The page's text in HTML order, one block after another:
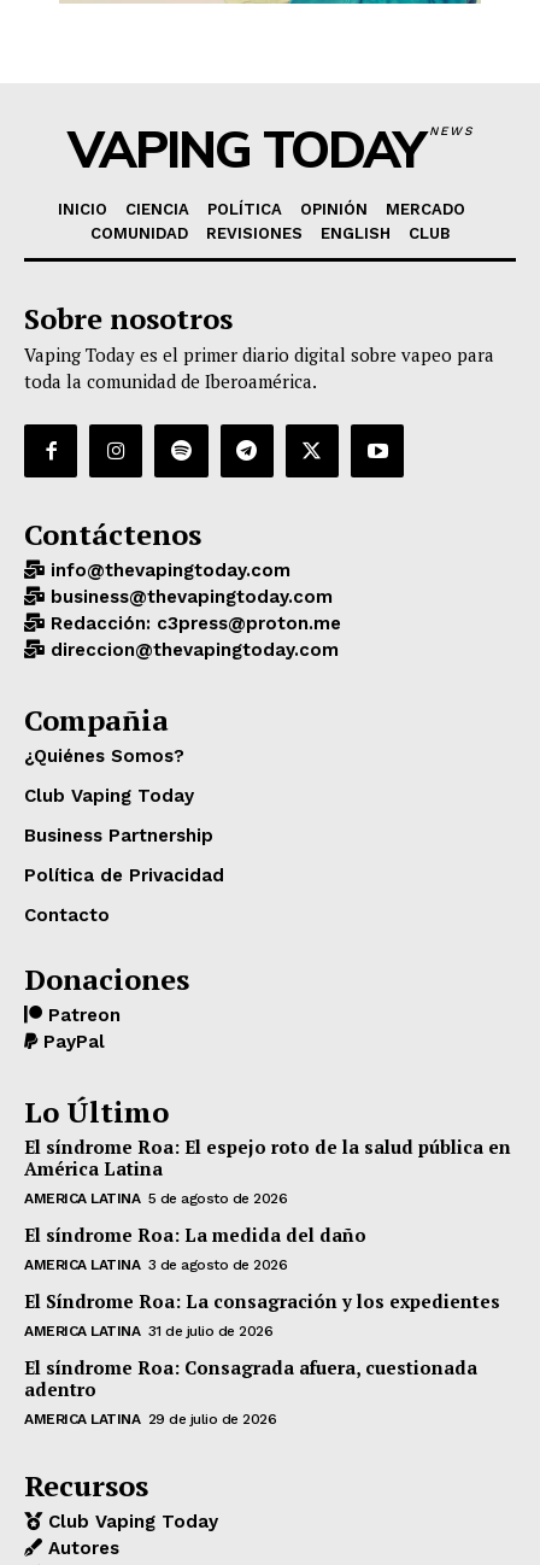
VAPING TODAYNEWS
INICIO CIENCIA POLÍTICA OPINIÓN
MERCADO
COMUNIDAD
REVISIONES ENGLISH CLUB
Sobre nosotros
Vaping Today es el primer diario digital sobre vapeo para
toda la comunidad de Iberoamérica.
Contáctenos
info@thevapingtoday.com
business@thevapingtoday.com
Redacción: c3press@proton.me
direccion@thevapingtoday.com
Compañia
¿Quiénes Somos?
Club Vaping Today
Business Partnership
Política de Privacidad
Contacto
Donaciones
Patreon
PayPal
Lo Último
El síndrome Roa: El espejo roto de la salud pública en
América Latina
AMERICA LATINA 5 de agosto de 2026
El síndrome Roa: La medida del daño
AMERICA LATINA 3 de agosto de 2026
El Síndrome Roa: La consagración y los expedientes
AMERICA LATINA 31 de julio de 2026
El síndrome Roa: Consagrada afuera, cuestionada
adentro
AMERICA LATINA 29 de julio de 2026
Recursos
Club Vaping Today
Autores